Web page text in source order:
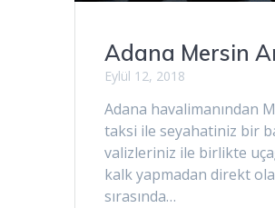
Adana Mersin
Eylül 12, 2018
Adana havalimanından
taksi ile seyahatiniz bir
valizleriniz ile birlikte
kalk yapmadan direkt
sırasında…